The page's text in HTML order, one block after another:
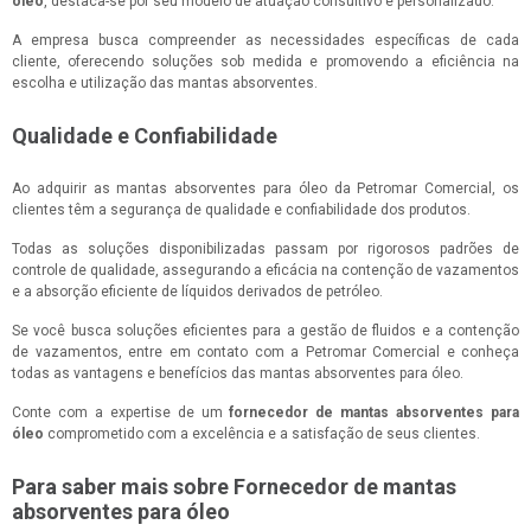
A empresa busca compreender as necessidades específicas de cada
cliente, oferecendo soluções sob medida e promovendo a eficiência na
escolha e utilização das mantas absorventes.
Qualidade e Confiabilidade
Ao adquirir as mantas absorventes para óleo da Petromar Comercial, os
clientes têm a segurança de qualidade e confiabilidade dos produtos.
Todas as soluções disponibilizadas passam por rigorosos padrões de
controle de qualidade, assegurando a eficácia na contenção de vazamentos
e a absorção eficiente de líquidos derivados de petróleo.
Se você busca soluções eficientes para a gestão de fluidos e a contenção
de vazamentos, entre em contato com a Petromar Comercial e conheça
todas as vantagens e benefícios das mantas absorventes para óleo.
Conte com a expertise de umfornecedor de mantas absorventes para
óleo comprometido com a excelência e a satisfação de seus clientes.
Para saber mais sobre Fornecedor de mantas
absorventes para óleo